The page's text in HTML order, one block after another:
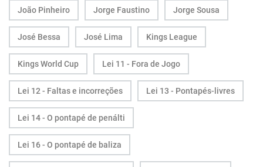
João Pinheiro Jorge Faustino Jorge Sousa
José Bessa José Lima Kings League
Kings World Cup Lei 11 - Fora de Jogo
Lei 12 - Faltas e incorreções Lei 13 - Pontapés-livres
Lei 14 - O pontapé de penálti
Lei 16 - O pontapé de baliza